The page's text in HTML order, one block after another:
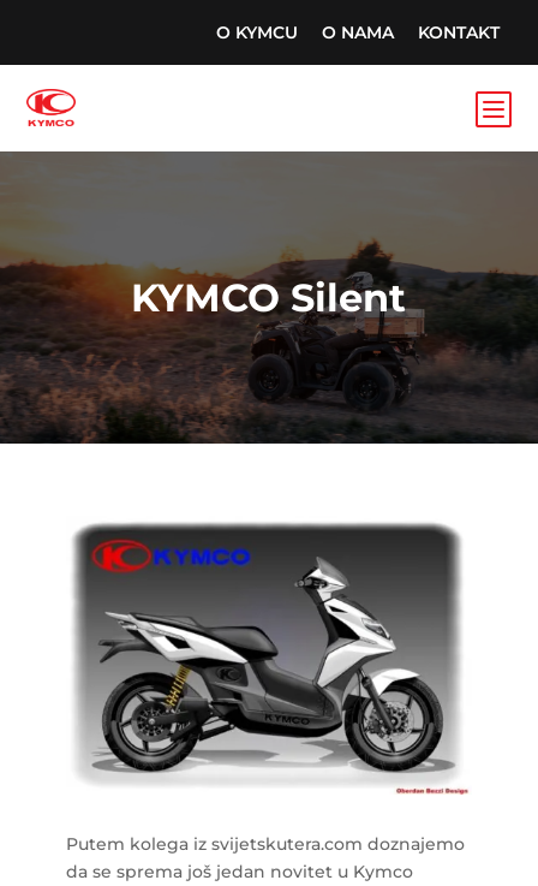
O KYMCU O NAMA KONTAKT
b
KYMCO Silent
Putem kolega iz svijetskutera.com doznajemo
da se sprema još jedan novitet u Kymco